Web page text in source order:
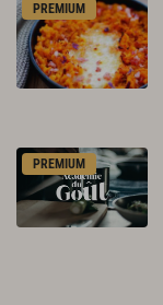
PREMIUM
PREMIUM